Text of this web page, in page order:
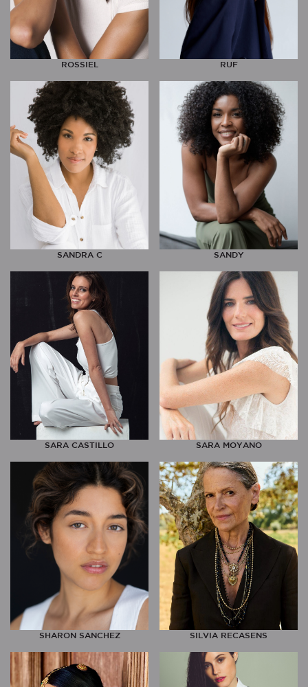
ROSSIEL RUF
SANDRA C SANDY
SARA CASTILLO SARA MOYANO
SHARON SANCHEZ SILVIA RECASENS